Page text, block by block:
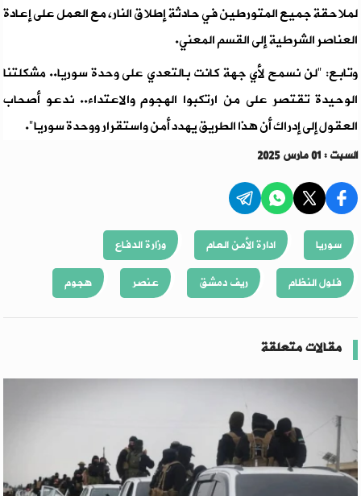
لملاحقة جميع المتورطين في حادثة إطلاق النار، مع العمل على إعادة
العناصر الشرطية إلى القسم المعني.
وتابع: "لن نسمح لأي جهة كانت بالتعدي على وحدة سوريا.. مشكلتنا
الوحيدة تقتصر على من ارتكبوا الهجوم والاعتداء.. ندعو أصحاب
العقول إلى إدراك أن هذا الطريق يهدد أمن واستقرار ووحدة سوريا".
السبت : 01 مارس 2025
سوريا ادارة الأمن العام
وزارة الدفاع
فلول النظام
ريف دمشق عنصر هجوم
مقالات متعلقة